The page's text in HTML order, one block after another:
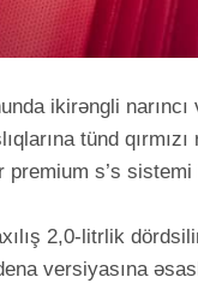
ikirəngli narıncı
tünd
s’s
2,0-litrlik
versiyasına